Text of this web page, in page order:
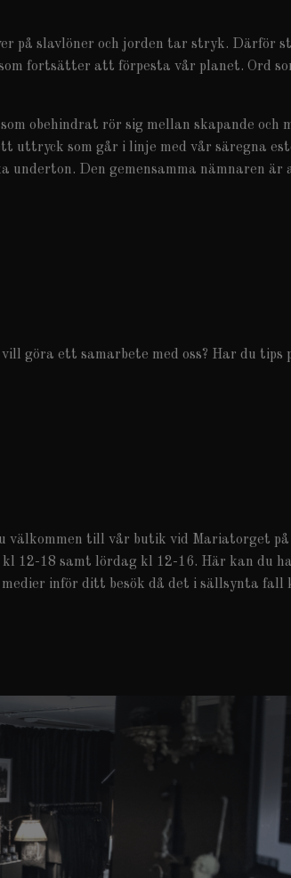
på slavlöner och jorden tar stryk. Därför
fortsätter att förpesta vår planet. Ord
obehindrat rör sig mellan skapande och
uttryck som går i linje med vår säregna
underton. Den gemensamma nämnaren
göra ett samarbete med oss? Har du tips
välkommen till vår butik vid Mariatorget
12-18 samt lördag kl 12-16. Här kan du
inför ditt besök då det i sällsynta fall